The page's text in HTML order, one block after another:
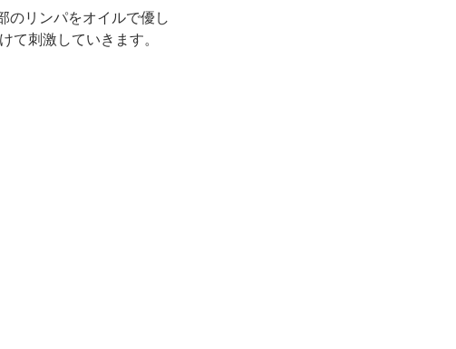
のリンパをオイルで優し
て刺激していきます。